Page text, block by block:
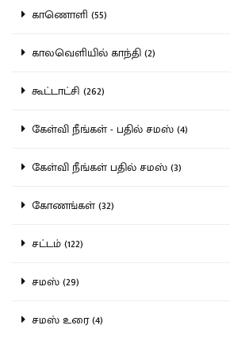
காணொளி (55)
காலவெளியில் காந்தி (2)
கூட்டாட்சி (262)
கேள்வி நீங்கள் - பதில் சமஸ் (4)
கேள்வி நீங்கள் பதில் சமஸ் (3)
கோணங்கள் (32)
சட்டம் (122)
சமஸ் (29)
சமஸ் உரை (4)